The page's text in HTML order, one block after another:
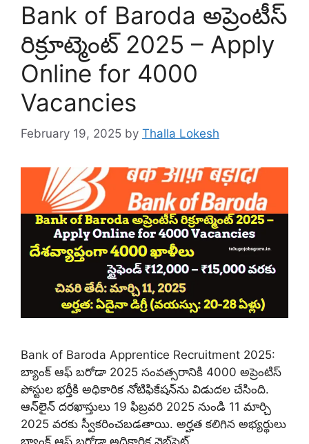
Bank of Baroda అప్రెంటీస్
రిక్రూట్మెంట్ 2025 – Apply
Online for 4000
Vacancies
February 19, 2025 by Thalla Lokesh
Bank of Baroda Apprentice Recruitment 2025:
బ్యాంక్ ఆఫ్ బరోడా 2025 సంవత్సరానికి 4000 అప్రెంటిస్
పోస్టుల భర్తీకి అధికారిక నోటిఫికేషన్‌ను విడుదల చేసింది.
ఆన్‌లైన్ దరఖాస్తులు 19 ఫిబ్రవరి 2025 నుండి 11 మార్చి
2025 వరకు స్వీకరించబడతాయి. అర్హత కలిగిన అభ్యర్థులు
బ్యాంక్ ఆఫ్ బరోడా అధికారిక వెబ్‌సైట్